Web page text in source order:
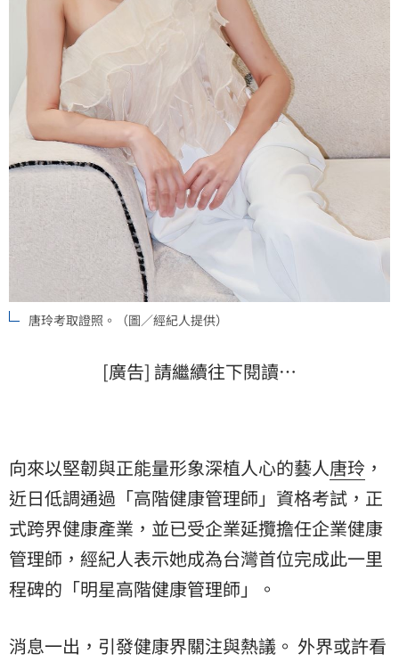
唐玲考取證照。（圖／經紀人提供）
[廣告] 請繼續往下閱讀…
向來以堅韌與正能量形象深植人心的藝人唐玲 ，
近日低調通過「高階健康管理師」資格考試，正
式跨界健康產業，並已受企業延攬擔任企業健康
管理師，經紀人表示她成為台灣首位完成此一里
程碑的「明星高階健康管理師」。
消息一出，引發健康界關注與熱議。 外界或許看